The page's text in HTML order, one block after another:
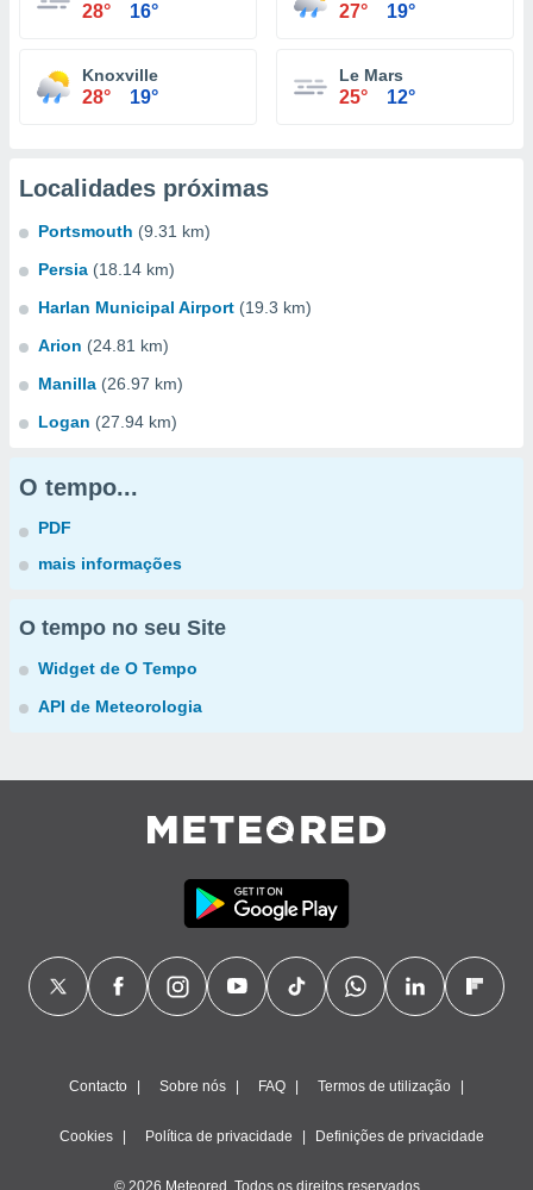
28° 16° 27° 19°
Knoxville
28° 19°
Le Mars
25° 12°
Localidades próximas
Portsmouth (9.31 km)
Persia (18.14 km)
Harlan Municipal Airport (19.3 km)
Arion (24.81 km)
Manilla (26.97 km)
Logan (27.94 km)
O tempo...
PDF
mais informações
O tempo no seu Site
Widget de O Tempo
API de Meteorologia
Contacto Sobre nós FAQ Termos de utilização
Cookies Política de privacidade Definições de privacidade
© 2026 Meteored. Todos os direitos reservados